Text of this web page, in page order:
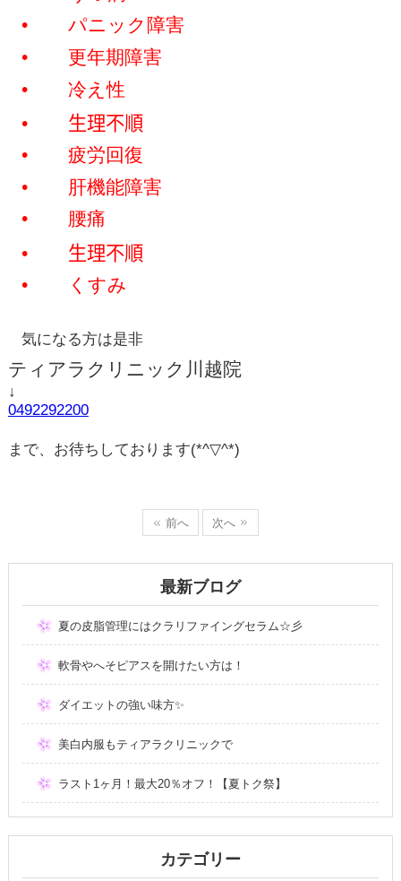
•
パニック障害
•
更年期障害
•
冷え性
•
生理不順
•
疲労回復
•
肝機能障害
•
腰痛
•
生理不順
•
くすみ
気になる方は是非
ティアラクリニック川越院
↓
0492292200
まで、お待ちしております(*^▽^*)
前へ 次へ
最新ブログ
夏の皮脂管理にはクラリファイングセラム☆彡
軟骨やへそピアスを開けたい方は！
ダイエットの強い味方✨
美白内服もティアラクリニックで
ラスト1ヶ月！最大20％オフ！【夏トク祭】
カテゴリー